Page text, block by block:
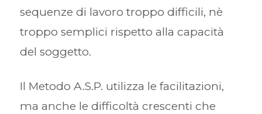
sequenze di lavoro troppo difficili, nè
troppo semplici rispetto alla capacità
del soggetto.
Il Metodo A.S.P. utilizza le facilitazioni,
ma anche le difficoltà crescenti che